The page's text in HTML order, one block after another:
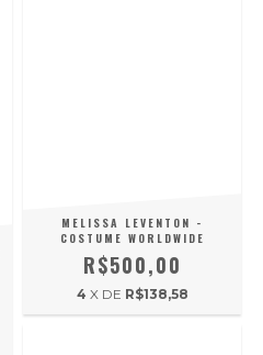
MELISSA LEVENTON -
COSTUME WORLDWIDE
R$500,00
4 X DE R$138,58